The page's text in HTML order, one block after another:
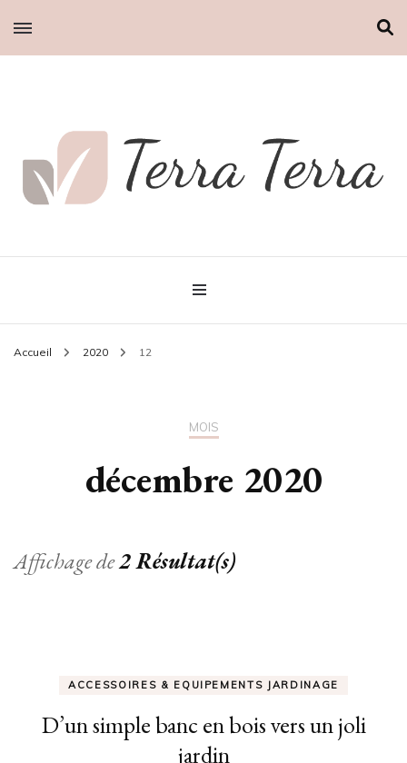
Terra Terra
Accueil 2020 12
MOIS
décembre 2020
Affichage de2 Résultat(s)
ACCESSOIRES & EQUIPEMENTS JARDINAGE
D’un simple banc en bois vers un joli
jardin